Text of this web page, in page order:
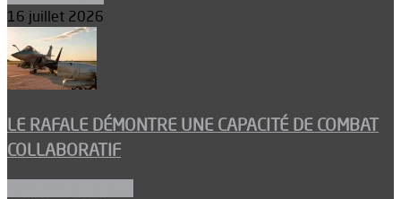
16 juillet 2026
LE RAFALE DÉMONTRE UNE CAPACITÉ DE COMBAT
COLLABORATIF